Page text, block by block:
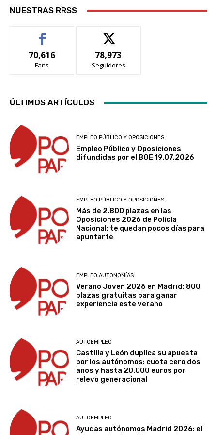
NUESTRAS RRSS
70,616
Fans
78,973
Seguidores
ÚLTIMOS ARTÍCULOS
EMPLEO PÚBLICO Y OPOSICIONES
Empleo Público y Oposiciones
difundidas por el BOE 19.07.2026
EMPLEO PÚBLICO Y OPOSICIONES
Más de 2.800 plazas en las
Oposiciones 2026 de Policía
Nacional: te quedan pocos días para
apuntarte
EMPLEO AUTONOMÍAS
Verano Joven 2026 en Madrid: 800
plazas gratuitas para ganar
experiencia este verano
AUTOEMPLEO
Castilla y León duplica su apuesta
por los autónomos: cuota cero dos
años y hasta 20.000 euros por
relevo generacional
AUTOEMPLEO
Ayudas autónomos Madrid 2026: el